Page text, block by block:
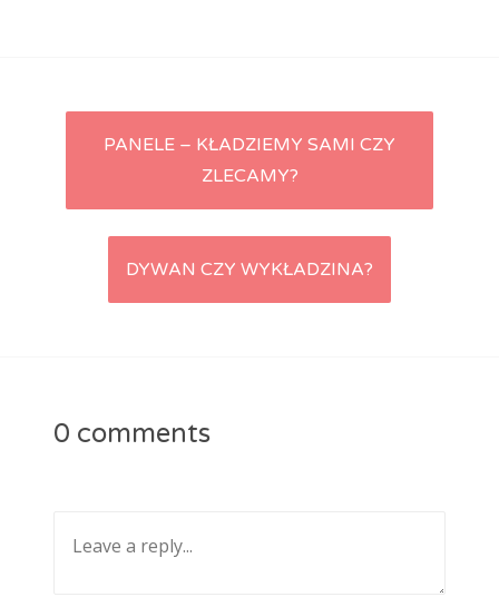
Post navigation
PANELE – KŁADZIEMY SAMI CZY
ZLECAMY?
DYWAN CZY WYKŁADZINA?
0 comments